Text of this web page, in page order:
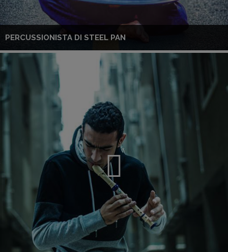
PERCUSSIONISTA DI STEEL PAN